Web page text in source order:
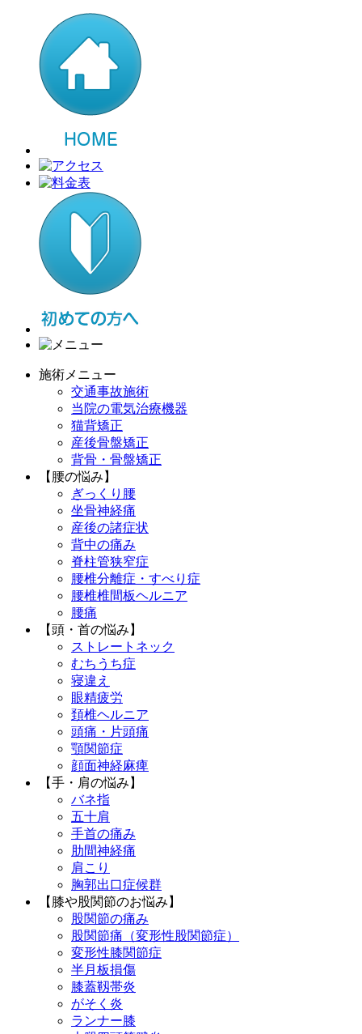
施術メニュー
交通事故施術
当院の電気治療機器
猫背矯正
産後骨盤矯正
背骨・骨盤矯正
【腰の悩み】
ぎっくり腰
坐骨神経痛
産後の諸症状
背中の痛み
脊柱管狭窄症
腰椎分離症・すべり症
腰椎椎間板ヘルニア
腰痛
【頭・首の悩み】
ストレートネック
むちうち症
寝違え
眼精疲労
頚椎ヘルニア
頭痛・片頭痛
顎関節症
顔面神経麻痺
【手・肩の悩み】
バネ指
五十肩
手首の痛み
肋間神経痛
肩こり
胸郭出口症候群
【膝や股関節のお悩み】
股関節の痛み
股関節痛（変形性股関節症）
変形性膝関節症
半月板損傷
膝蓋靱帯炎
がそく炎
ランナー膝